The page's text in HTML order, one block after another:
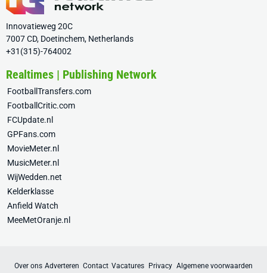
Innovatieweg 20C
7007 CD, Doetinchem, Netherlands
+31(315)-764002
Realtimes | Publishing Network
FootballTransfers.com
FootballCritic.com
FCUpdate.nl
GPFans.com
MovieMeter.nl
MusicMeter.nl
WijWedden.net
Kelderklasse
Anfield Watch
MeeMetOranje.nl
Over ons Adverteren Contact Vacatures Privacy Algemene voorwaarden